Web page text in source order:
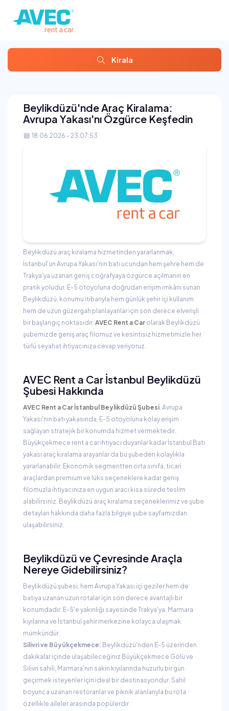
Kirala
Beylikdüzü'nde Araç Kiralama:
Avrupa Yakası'nı Özgürce Keşfedin
18.06.2026 - 23:07:53
Beylikdüzü araç kiralama hizmetinden yararlanmak,
İstanbul'un Avrupa Yakası'nın batı ucundan hem şehre hem de
Trakya'ya uzanan geniş coğrafyaya özgürce açılmanın en
pratik yoludur. E-5 otoyoluna doğrudan erişim imkânı sunan
Beylikdüzü, konumu itibarıyla hem günlük şehir içi kullanım
hem de uzun güzergah planlayanlar için son derece elverişli
bir başlangıç noktasıdır. AVEC Rent a Car olarak Beylikdüzü
şubemizde geniş araç filomuz ve kesintisiz hizmetimizle her
türlü seyahat ihtiyacınıza cevap veriyoruz.
AVEC Rent a Car İstanbul Beylikdüzü
Şubesi Hakkında
AVEC Rent a Car İstanbul Beylikdüzü Şubesi, Avrupa
Yakası'nın batı yakasında, E-5 otoyoluna kolay erişim
sağlayan stratejik bir konumda hizmet vermektedir.
Büyükçekmece rent a car ihtiyacı duyanlar kadar İstanbul Batı
yakası araç kiralama arayanlar da bu şubeden kolaylıkla
yararlanabilir. Ekonomik segmentten orta sınıfa, ticari
araçlardan premium ve lüks seçeneklere kadar geniş
filomuzla ihtiyacınıza en uygun aracı kısa sürede teslim
alabilirsiniz. Beylikdüzü araç kiralama seçeneklerimiz ve şube
detayları hakkında daha fazla bilgiye şube sayfamızdan
ulaşabilirsiniz.
Beylikdüzü ve Çevresinde Araçla
Nereye Gidebilirsiniz?
Beylikdüzü şubesi, hem Avrupa Yakası içi geziler hem de
batıya uzanan uzun rotalar için son derece avantajlı bir
konumdadır. E-5'e yakınlığı sayesinde Trakya'ya, Marmara
kıyılarına ve İstanbul şehir merkezine kolayca ulaşmak
mümkündür.
Silivri ve Büyükçekmece: Beylikdüzü'nden E-5 üzerinden
dakikalar içinde ulaşabileceğiniz Büyükçekmece Gölü ve
Silivri sahili, Marmara'nın sakin kıyılarında huzurlu bir gün
geçirmek isteyenler için ideal bir destinasyondur. Sahil
boyunca uzanan restoranlar ve piknik alanlarıyla bu rota
özellikle aileler arasında popülerdir.